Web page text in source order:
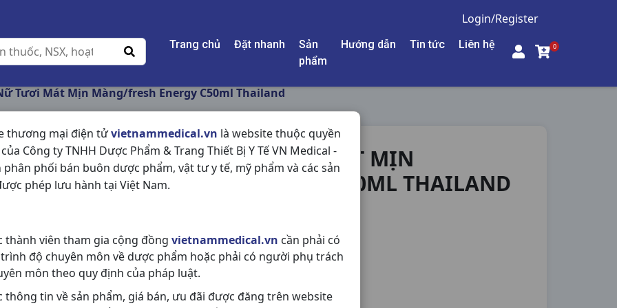
Login/Register
Trang chủ Đặt nhanh
Sản
phẩm
Hướng dẫn Tin tức Liên hệ 0
thương mại điện tửvietnammedical.vn là website thuộc quyền
Công ty TNHH Dược Phẩm & Trang Thiết Bị Y Tế VN Medical -
phân phối bán buôn dược phẩm, vật tư y tế, mỹ phẩm và các sản
phép lưu hành tại Việt Nam.
thành viên tham gia cộng đồng vietnammedical.vn cần phải có
độ chuyên môn về dược phẩm hoặc phải có người phụ trách
môn theo quy định của pháp luật.
thông tin về sản phẩm, giá bán, ưu đãi được đăng trên website
Tươi Mát Mịn Màng/fresh Energy C50ml Thailand
NIVEA LĂN NỮ TƯƠI MÁT MỊN
MÀNG/FRESH ENERGY C50ML THAILAND
Nhóm hàng:Hóa - Mỹ Phẩm,
Chia sẻ qua mạng xã hội: